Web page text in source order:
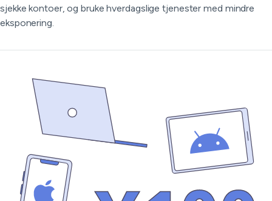
sjekke kontoer, og bruke hverdagslige tjenester med mindre
eksponering.